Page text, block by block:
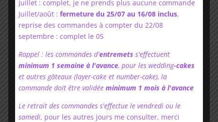
Allergènes : soja, arachides, fruits à
coques, gluten, sulfites
Juillet : complet, je ne prends plus aucune commande
Juillet/août : fermeture du 25/07 au 16/08 inclus,
reprise des commandes à compter du 22/08
septembre : complet le 05
Rappel : les commandes d'entremets s'effectuent
minimum 1 semaine à l'avance, pour les wedding-cakes
et autres gâteaux (layer-cake et number-cake), la
commande doit être validée minimum 1 mois à l'avance
Le retrait des commandes s'effectue le vendredi ou le
samedi, pour les autres jours me consulter, merci